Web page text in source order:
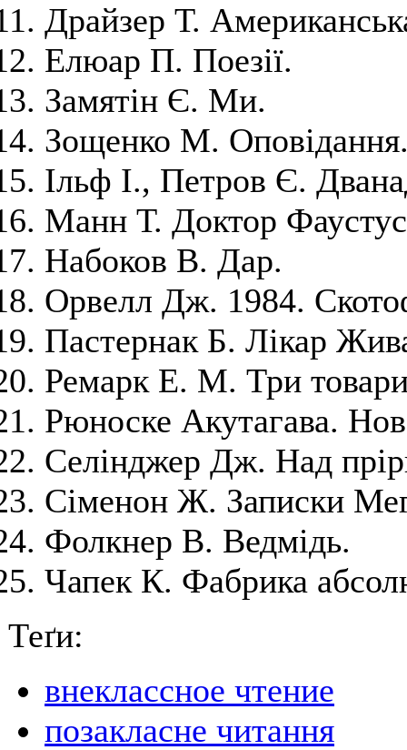
Драйзер Т.
Елюар П. Поезії.
Замятін Є. Ми.
Зощенко М.
Ільф І., Петров Є.
Манн Т. Доктор
Набоков В. Дар.
Орвелл Дж. 1984.
Пастернак Б. Лікар
Ремарк Е. М. Три
Рюноске Акутагава.
Селінджер Дж. Над
Сіменон Ж. Записки
Фолкнер В. Ведмідь.
Чапек К. Фабрика
Теґи:
внеклассное чтение
позакласне читання